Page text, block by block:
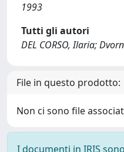
1993
Tutti gli autori
DEL CORSO, Ilaria;
File in questo prodotto:
Non ci sono file
I documenti in IRIS